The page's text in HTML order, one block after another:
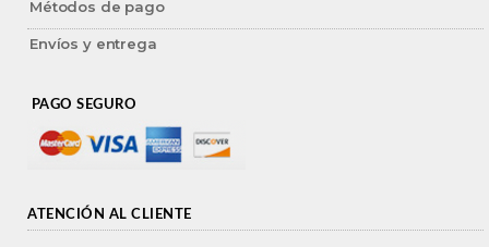
Métodos de pago
Envíos y entrega
PAGO SEGURO
ATENCIÓN AL CLIENTE